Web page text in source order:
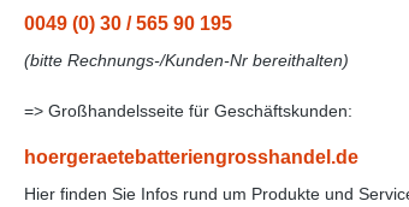
0049 (0) 30 / 565 90 195
(bitte Rechnungs-/Kunden-Nr bereithalten)
=> Großhandelsseite für Geschäftskunden:
hoergeraetebatteriengrosshandel.de
Hier finden Sie Infos rund um Produkte und